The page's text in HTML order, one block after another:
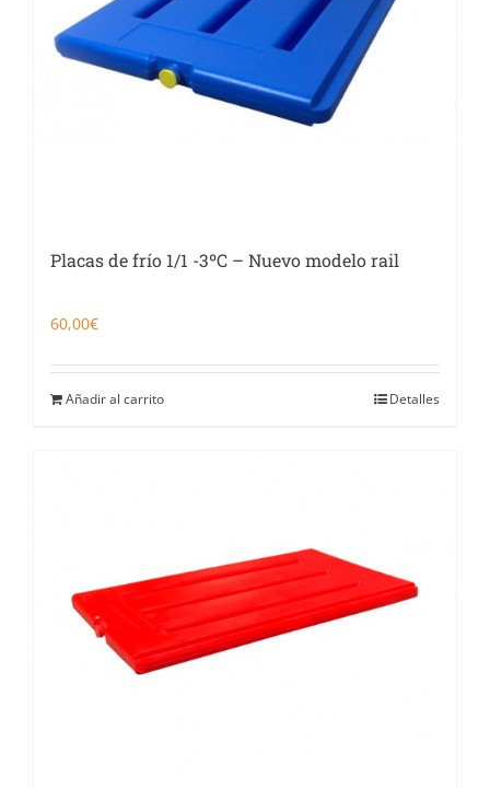
Placas de frío 1/1 -3ºC – Nuevo modelo rail
60,00€
Añadir al carrito Detalles